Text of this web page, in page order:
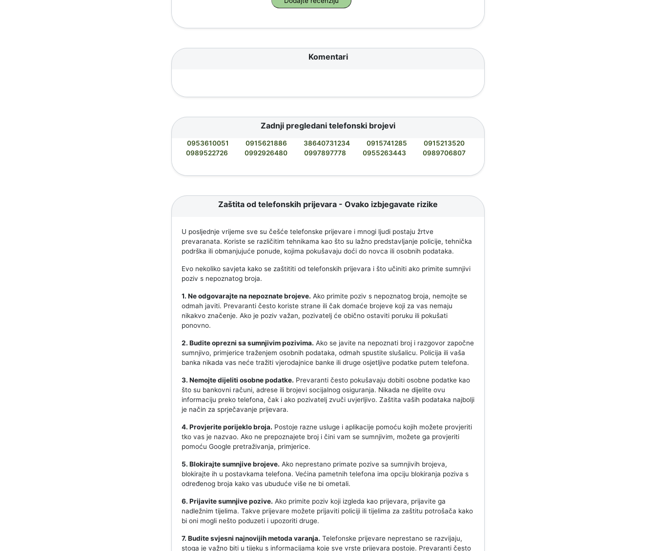
Komentari
Zadnji pregledani telefonski brojevi
0953610051 0915621886 38640731234 0915741285
0915213520
0989522726
0992926480 0997897778 0955263443 0989706807
Zaštita od telefonskih prijevara - Ovako izbjegavate rizike
U posljednje vrijeme sve su češće telefonske prijevare i mnogi ljudi postaju žrtve
prevaranata. Koriste se različitim tehnikama kao što su lažno predstavljanje policije, tehnička
podrška ili obmanjujuće ponude, kojima pokušavaju doći do novca ili osobnih podataka.
Evo nekoliko savjeta kako se zaštititi od telefonskih prijevara i što učiniti ako primite sumnjivi
poziv s nepoznatog broja.
1. Ne odgovarajte na nepoznate brojeve. Ako primite poziv s nepoznatog broja, nemojte se
odmah javiti. Prevaranti često koriste strane ili čak domaće brojeve koji za vas nemaju
nikakvo značenje. Ako je poziv važan, pozivatelj će obično ostaviti poruku ili pokušati
ponovno.
2. Budite oprezni sa sumnjivim pozivima. Ako se javite na nepoznati broj i razgovor započne
sumnjivo, primjerice traženjem osobnih podataka, odmah spustite slušalicu. Policija ili vaša
banka nikada vas neće tražiti vjerodajnice banke ili druge osjetljive podatke putem telefona.
3. Nemojte dijeliti osobne podatke. Prevaranti često pokušavaju dobiti osobne podatke kao
što su bankovni računi, adrese ili brojevi socijalnog osiguranja. Nikada ne dijelite ovu
informaciju preko telefona, čak i ako pozivatelj zvuči uvjerljivo. Zaštita vaših podataka najbolji
je način za sprječavanje prijevara.
4. Provjerite porijeklo broja. Postoje razne usluge i aplikacije pomoću kojih možete provjeriti
tko vas je nazvao. Ako ne prepoznajete broj i čini vam se sumnjivim, možete ga provjeriti
pomoću Google pretraživanja, primjerice.
5. Blokirajte sumnjive brojeve. Ako neprestano primate pozive sa sumnjivih brojeva,
blokirajte ih u postavkama telefona. Većina pametnih telefona ima opciju blokiranja poziva s
određenog broja kako vas ubuduće više ne bi ometali.
6. Prijavite sumnjive pozive. Ako primite poziv koji izgleda kao prijevara, prijavite ga
nadležnim tijelima. Takve prijevare možete prijaviti policiji ili tijelima za zaštitu potrošača kako
bi oni mogli nešto poduzeti i upozoriti druge.
7. Budite svjesni najnovijih metoda varanja. Telefonske prijevare neprestano se razvijaju,
stoga je važno biti u tijeku s informacijama koje sve vrste prijevara postoje. Prevaranti često